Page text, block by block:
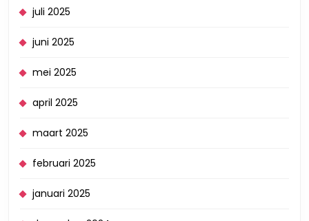
juli 2025
juni 2025
mei 2025
april 2025
maart 2025
februari 2025
januari 2025